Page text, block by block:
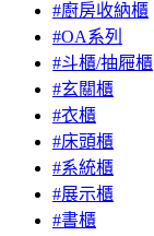
#廚房收納櫃
#OA系列
#斗櫃/抽屜櫃
#玄關櫃
#衣櫃
#床頭櫃
#系統櫃
#展示櫃
#書櫃